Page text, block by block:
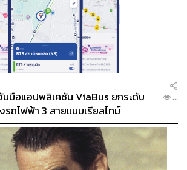
บมือแอปพลิเคชัน ViaBus ยกระดับ
ถไฟฟ้า 3 สายแบบเรียลไทม์
...